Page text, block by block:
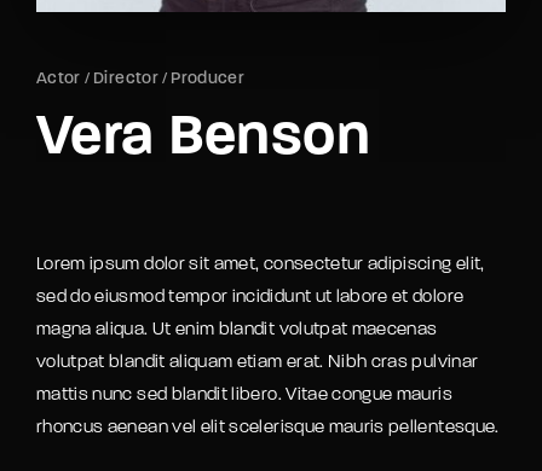
Actor Director Producer
Vera Benson
Lorem ipsum dolor sit amet, consectetur adipiscing elit,
sed do eiusmod tempor incididunt ut labore et dolore
magna aliqua. Ut enim blandit volutpat maecenas
volutpat blandit aliquam etiam erat. Nibh cras pulvinar
mattis nunc sed blandit libero. Vitae congue mauris
rhoncus aenean vel elit scelerisque mauris pellentesque.